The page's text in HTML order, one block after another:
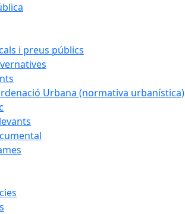
i preus públics
Urbana (normativa urbanística)